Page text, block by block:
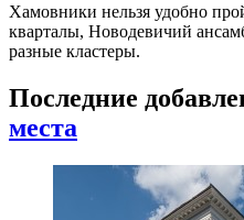
Хамовники нельзя удобно
кварталы, Новодевичий
разные кластеры.
Последние
места